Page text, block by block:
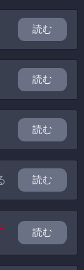
読む
読む
読む
読む
読む